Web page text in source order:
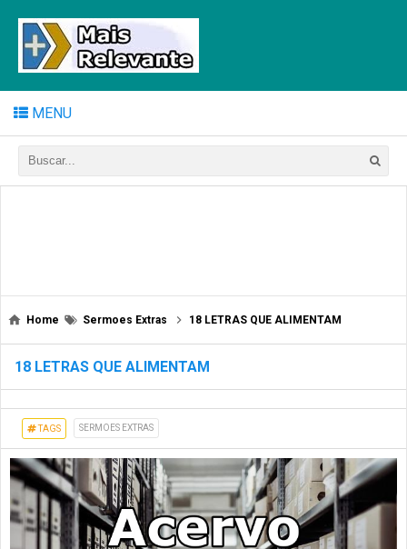
MENU
Home Sermoes Extras 18 LETRAS QUE ALIMENTAM
18 LETRAS QUE ALIMENTAM
TAGS SERMOES EXTRAS